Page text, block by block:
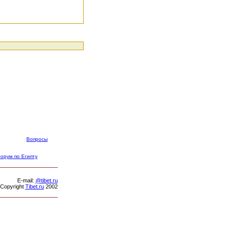
Вопросы
по Египту
Е-mail: @tibet.ru
Copyright Tibet.ru2002